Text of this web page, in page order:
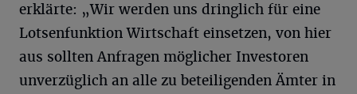
erklärte: „Wir werden uns dringlich für eine
Lotsenfunktion Wirtschaft einsetzen, von hier
aus sollten Anfragen möglicher Investoren
unverzüglich an alle zu beteiligenden Ämter in